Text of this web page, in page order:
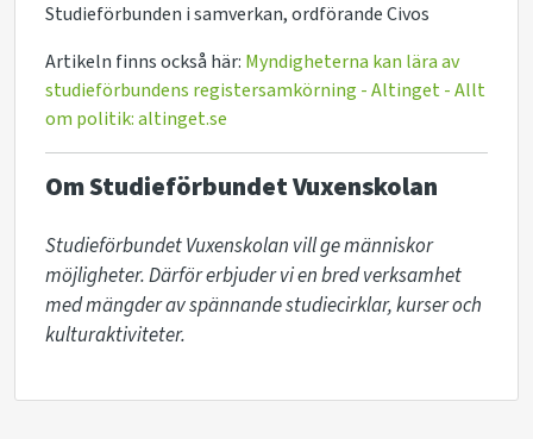
Studieförbunden i samverkan, ordförande Civos
Artikeln finns också här: Myndigheterna kan lära av
studieförbundens registersamkörning - Altinget - Allt
om politik: altinget.se
Om Studieförbundet Vuxenskolan
Studieförbundet Vuxenskolan vill ge människor
möjligheter. Därför erbjuder vi en bred verksamhet
med mängder av spännande studiecirklar, kurser och
kulturaktiviteter.